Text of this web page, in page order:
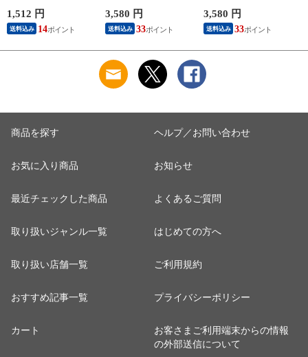
スープ 生ラーメン 4
食セット 生ラーメン
熟成生麺 110g 4食セ
1,512 円
送料込み 14
アイスクリーム 葛
アイス バー スイー
ツ シャリもち葛バー
入りセット 福々庵
くずバー 葛キャンデ
ィー くず アイスキ
3,580 円
送料込み 33
クリーム 葛 アイス
バー スイーツ 溶け
ないアイス 葛キャン
くず インスタ映え
アイスキャンディー
3,580 円
送料込み 33
商品を探す
お気に入り商品
最近チェックした商品
取り扱いジャンル一覧
取り扱い店舗一覧
おすすめ記事一覧
カート
ヘルプ／お問い合わせ
お知らせ
よくあるご質問
はじめての方へ
ご利用規約
プライバシーポリシー
お客さまご利用端末からの情報
の外部送信について